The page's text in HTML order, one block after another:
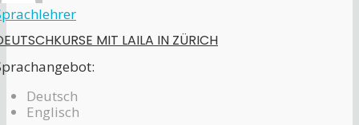
MIT LAILA IN ZÜRICH
Deutsch
Englisch